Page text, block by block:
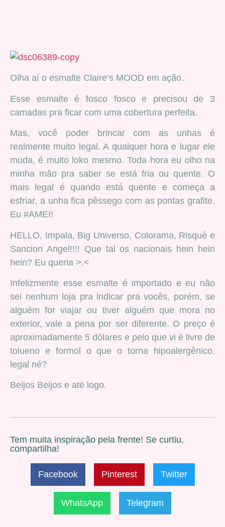
Olha aí o esmalte Claire’s MOOD em ação.
Esse esmalte é fosco fosco e precisou de 3
camadas pra ficar com uma cobertura perfeita.
Mas, você poder brincar com as unhas é
realmente muito legal. A qualquer hora e lugar ele
muda, é muito loko mesmo. Toda hora eu olho na
minha mão pra saber se está fria ou quente. O
mais legal é quando está quente e começa a
esfriar, a unha fica pêssego com as pontas grafite.
Eu #AMEI!
HELLO, Impala, Big Universo, Colorama, Risqué e
Sancion Angel!!!! Que tal os nacionais hein hein
hein? Eu queria >.<
Infelizmente esse esmalte é importado e eu não
sei nenhum loja pra indicar pra vocês, porém, se
alguém for viajar ou tiver alguém que mora no
exterior, vale a pena por ser diferente. O preço é
aproximadamente 5 dólares e pelo que vi é livre de
tolueno e formol o que o torna hipoalergênico,
legal né?
Beijos Beijos e até logo.
Tem muita inspiração pela frente! Se curtiu,
compartilha!
Facebook Pinterest Twitter
WhatsApp Telegram